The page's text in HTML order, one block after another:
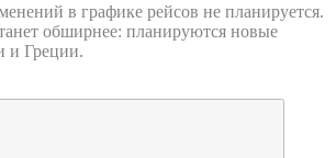
в графике рейсов не планируется.
обширнее: планируются новые
и Греции.